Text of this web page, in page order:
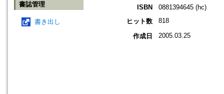
書誌管理
書き出し
ISBN
0881394645 (hc)
ヒット数
818
作成日 2005.03.25